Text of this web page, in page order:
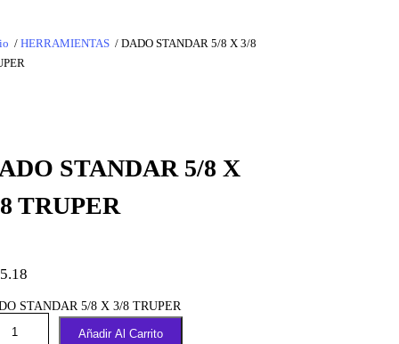
/ HERRAMIENTAS / DADO STANDAR 5/8 X 3/8
STANDAR 5/8 X
TRUPER
STANDAR 5/8 X 3/8 TRUPER
Añadir Al Carrito